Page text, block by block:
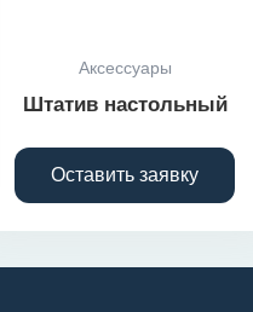
Аксессуары
Штатив настольный
Оставить заявку